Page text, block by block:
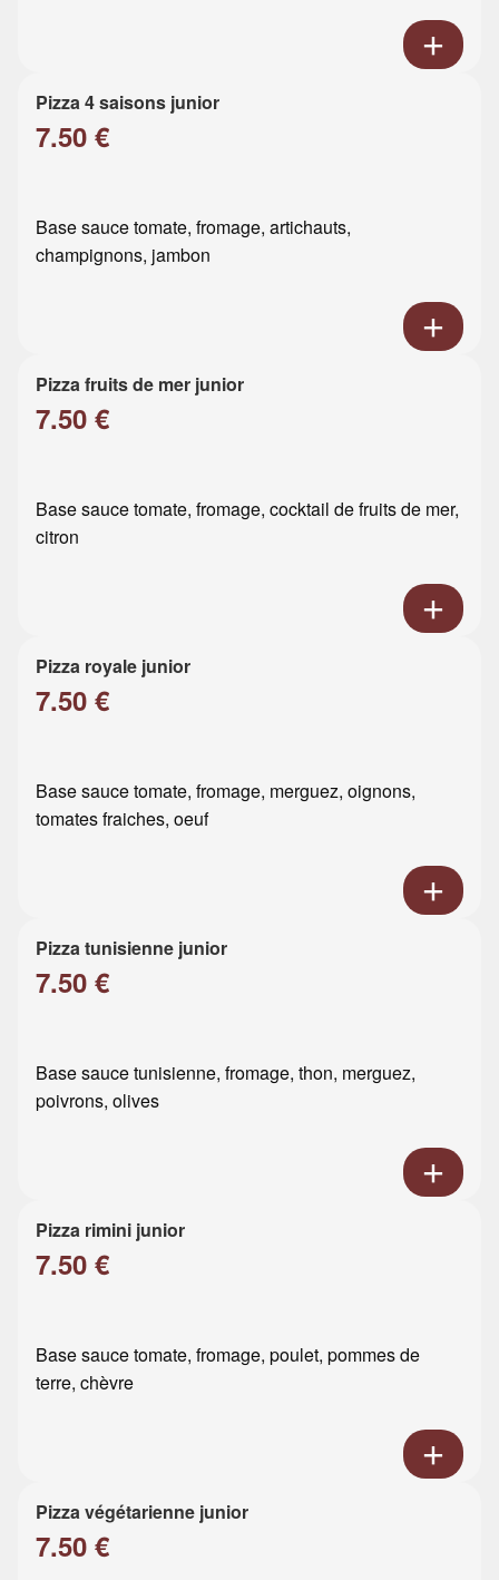
Pizza 4 saisons junior
7.50 €
Base sauce tomate, fromage, artichauts,
champignons, jambon
Pizza fruits de mer junior
7.50 €
Base sauce tomate, fromage, cocktail de fruits de mer,
citron
Pizza royale junior
7.50 €
Base sauce tomate, fromage, merguez, oignons,
tomates fraiches, oeuf
Pizza tunisienne junior
7.50 €
Base sauce tunisienne, fromage, thon, merguez,
poivrons, olives
Pizza rimini junior
7.50 €
Base sauce tomate, fromage, poulet, pommes de
terre, chèvre
Pizza végétarienne junior
7.50 €